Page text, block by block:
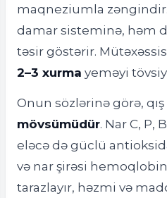
maqneziumla
damar sisteminə, həm
təsir göstərir.
2–3 xurma yeməyi
Onun sözlərinə görə,
mövsümüdür. Nar C, P,
eləcə də güclü
və nar şirəsi
tarazlayır, həzmi və